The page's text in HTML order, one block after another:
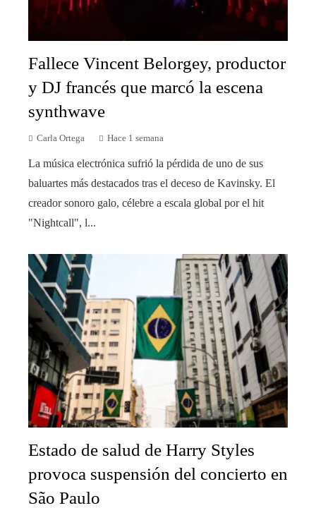
Fallece Vincent Belorgey, productor
y DJ francés que marcó la escena
synthwave
Carla Ortega Hace 1 semana
La música electrónica sufrió la pérdida de uno de sus
baluartes más destacados tras el deceso de Kavinsky. El
creador sonoro galo, célebre a escala global por el hit
"Nightcall", l...
Estado de salud de Harry Styles
provoca suspensión del concierto en
São Paulo